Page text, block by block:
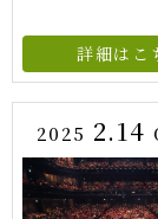
詳細はこ
2025 2.14